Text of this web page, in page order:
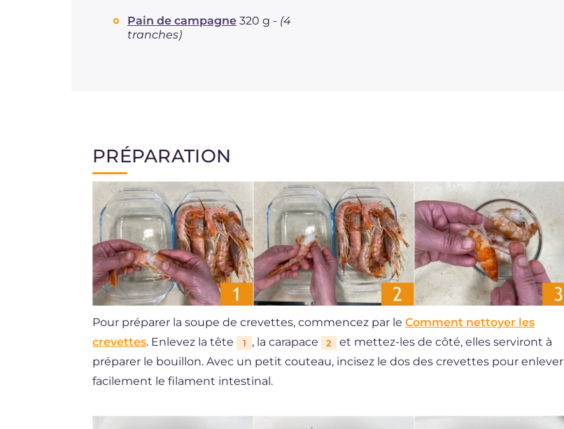
Pain de campagne 320 g - (4
tranches)
PRÉPARATION
Pour préparer la soupe de crevettes, commencez par le Comment nettoyer les
crevettes. Enlevez la tête 1 , la carapace 2
et mettez-les de côté, elles serviront à
préparer le bouillon. Avec un petit couteau, incisez le dos des crevettes pour enlever
facilement le filament intestinal.